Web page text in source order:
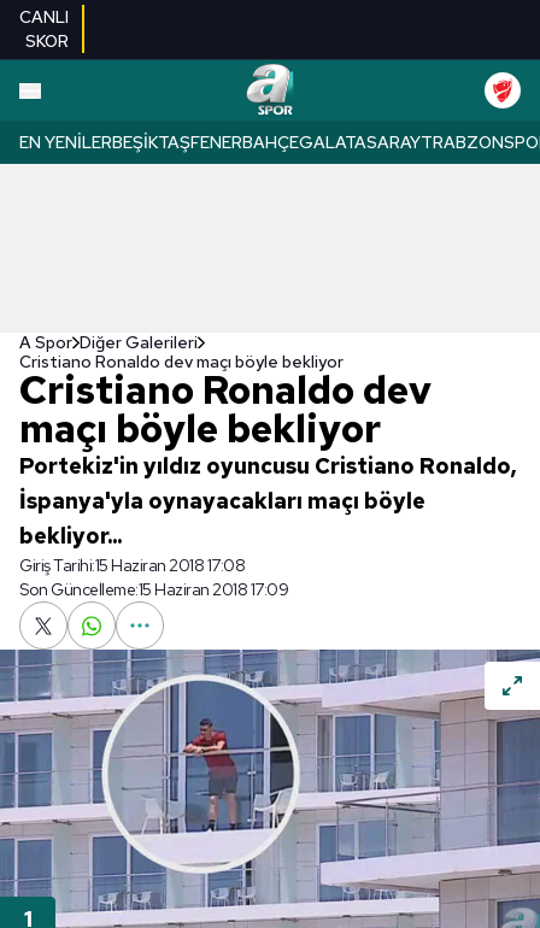
CANLI
SKOR
EN YENILERBEŞIKTAŞFENERBAHÇEGALATASARAY
A Spor Diğer Galerileri
Cristiano Ronaldo dev maçı böyle bekliyor
Cristiano Ronaldo dev
maçı böyle bekliyor
Portekiz'in yıldız oyuncusu Cristiano Ronaldo,
İspanya'yla oynayacakları maçı böyle
bekliyor...
Giriş Tarihi:15 Haziran 2018 17:08
Son Güncelleme:15 Haziran 2018 17:09